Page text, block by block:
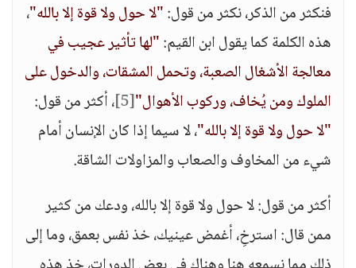
فنكثر من الذكر، نكثر من قول:"لا حول ولا قوة إلا بالله"،
هذه الكلمة كما يقول ابن القيم:"لها تأثير عجيب في
معالجة الأشغال الصعبة، وتحمل المشقات، والدخول على
الملوك ومن يُخاف، وركوب الأهوال"[5] ، أكثر من قول:
"لا حول ولا قوة إلا بالله"، لا سيما إذا كان الإنسان أمام
شيء من المخاوف والصعاب والمزاولات الشاقة.
أكثر من قول: لا حول ولا قوة إلا بالله، ودعك من كثير
ممن قال: استرخِ، أغمض عينيك، خذ نفس بعمق، وما إلى